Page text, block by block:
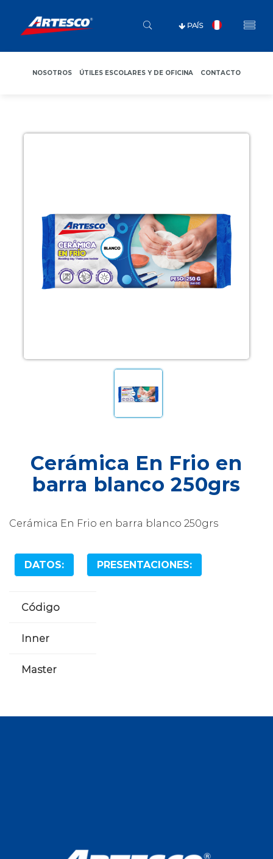
PAÍS
NOSOTROS ÚTILES ESCOLARES Y DE OFICINA CONTACTO
Cerámica En Frio en
barra blanco 250grs
Cerámica En Frio en barra blanco 250grs
DATOS: PRESENTACIONES:
Código
Inner
Master